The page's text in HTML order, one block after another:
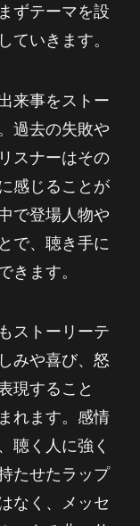
ずテーマを設
ていきます。
来事をストー
過去の失敗や
スナーはその
感じることが
で登場人物や
で、聴き手に
きます。
ストーリーテ
みや喜び、怒
現すること
れます。感情
聴く人に強く
たせたラップ
なく、メッセ